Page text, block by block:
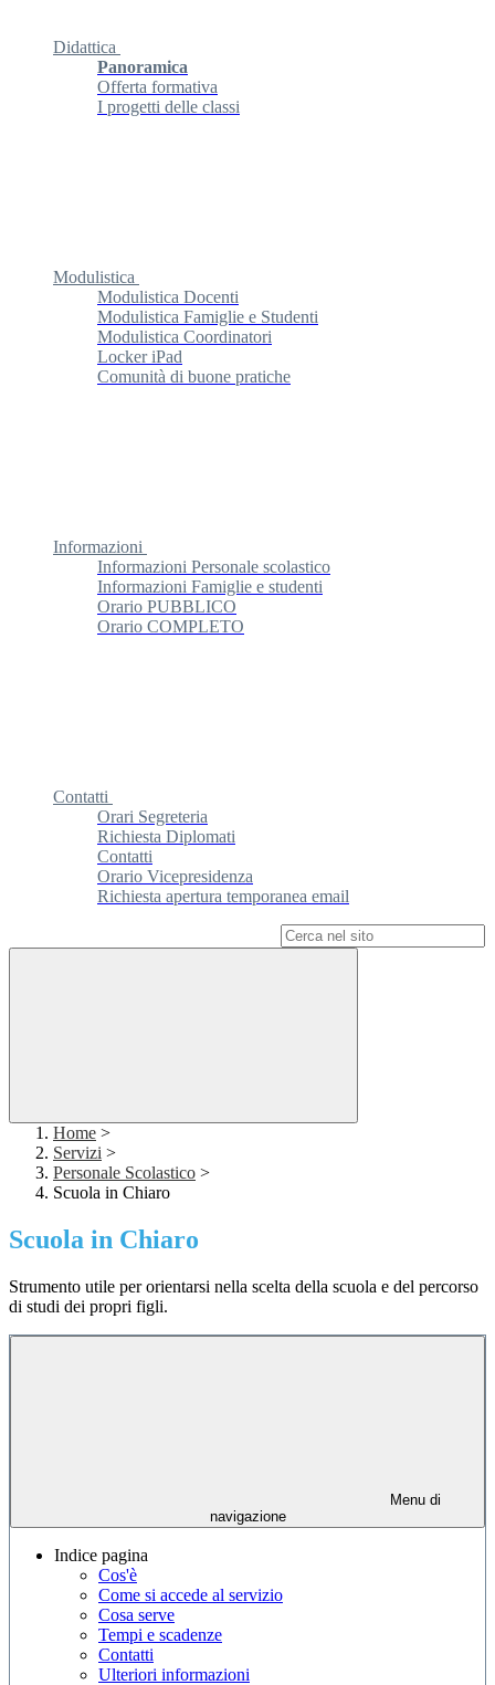
Didattica
Panoramica
Offerta formativa
I progetti delle classi
Modulistica
Modulistica Docenti
Modulistica Famiglie e Studenti
Modulistica Coordinatori
Locker iPad
Comunità di buone pratiche
Informazioni
Informazioni Personale scolastico
Informazioni Famiglie e studenti
Orario PUBBLICO
Orario COMPLETO
Contatti
Orari Segreteria
Richiesta Diplomati
Contatti
Orario Vicepresidenza
Richiesta apertura temporanea email
Home >
Servizi >
Personale Scolastico >
Scuola in Chiaro
Scuola in Chiaro
Strumento utile per orientarsi nella scelta della scuola e del percorso
di studi dei propri figli.
Menu di
navigazione
Indice pagina
Cos'è
Come si accede al servizio
Cosa serve
Tempi e scadenze
Contatti
Ulteriori informazioni